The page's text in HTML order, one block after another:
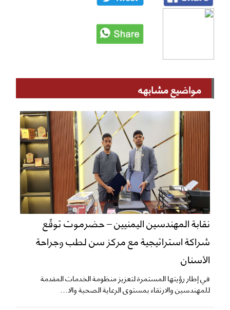
مواضيع مشابهه
نقابة المهندسين اليمنيين – حضرموت توقّع
شراكة استراتيجية مع مركز سن لطب وجراحة
الأسنان
في إطار رؤيتها المستمرة لتعزيز منظومة الخدمات المقدمة
للمهندسين والارتقاء بمستوى الرعاية الصحية والا...